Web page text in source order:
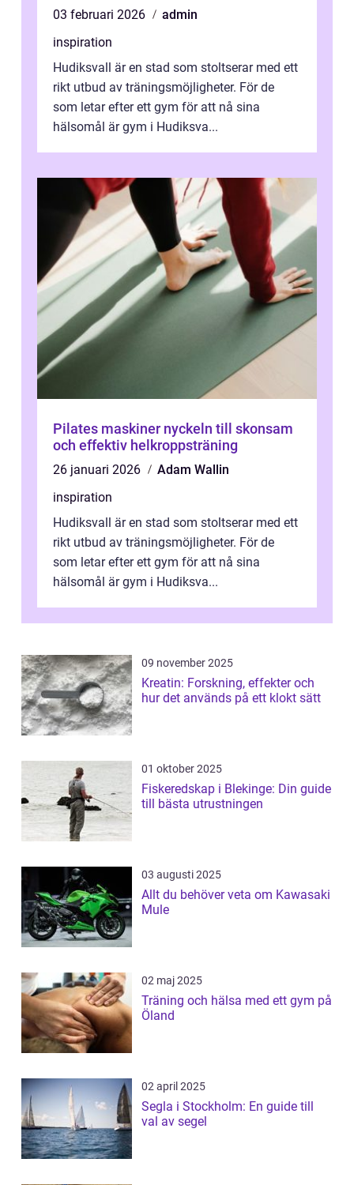
03 februari 2026
admin
inspiration
Hudiksvall är en stad som stoltserar med ett
rikt utbud av träningsmöjligheter. För de
som letar efter ett gym för att nå sina
hälsomål är gym i Hudiksva...
Pilates maskiner nyckeln till skonsam
och effektiv helkroppsträning
26 januari 2026
Adam Wallin
inspiration
Hudiksvall är en stad som stoltserar med ett
rikt utbud av träningsmöjligheter. För de
som letar efter ett gym för att nå sina
hälsomål är gym i Hudiksva...
09 november 2025
Kreatin: Forskning, effekter och
hur det används på ett klokt sätt
01 oktober 2025
Fiskeredskap i Blekinge: Din guide
till bästa utrustningen
03 augusti 2025
Allt du behöver veta om Kawasaki
Mule
02 maj 2025
Träning och hälsa med ett gym på
Öland
02 april 2025
Segla i Stockholm: En guide till
val av segel